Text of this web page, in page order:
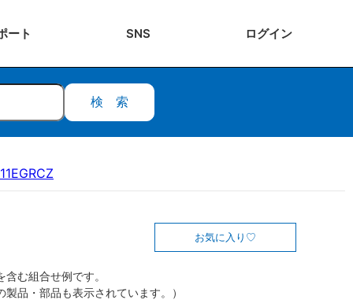
ート SNS ログイン
検索
お気に入り
む組合せ例です。
製品・部品も表示されています。）